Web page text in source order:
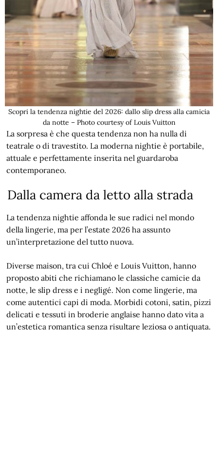
Scopri la tendenza nightie del 2026: dallo slip dress alla camicia
da notte – Photo courtesy of Louis Vuitton
La sorpresa è che questa tendenza non ha nulla di
teatrale o di travestito. La moderna nightie è portabile,
attuale e perfettamente inserita nel guardaroba
contemporaneo.
Dalla camera da letto alla strada
La tendenza nightie affonda le sue radici nel mondo
della lingerie, ma per l’estate 2026 ha assunto
un’interpretazione del tutto nuova.
Diverse maison, tra cui Chloé e Louis Vuitton, hanno
proposto abiti che richiamano le classiche camicie da
notte, le slip dress e i negligé. Non come lingerie, ma
come autentici capi di moda. Morbidi cotoni, satin, pizzi
delicati e tessuti in broderie anglaise hanno dato vita a
un’estetica romantica senza risultare leziosa o antiquata.